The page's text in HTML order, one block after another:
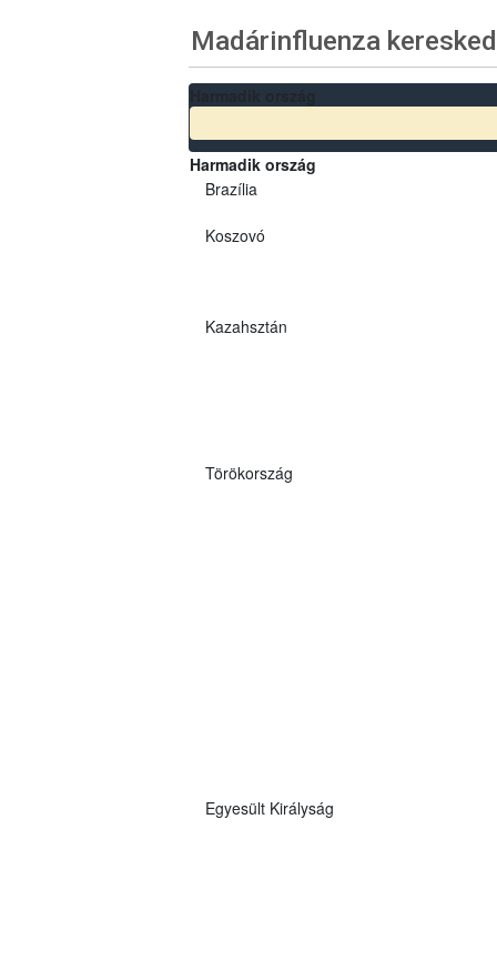
Madárinfluenza
Harmadik ország
Brazília
Koszovó
Kazahsztán
Törökország
Egyesült Királyság